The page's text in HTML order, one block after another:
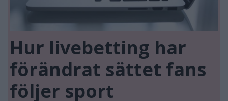
Hur livebetting har
förändrat sättet fans
följer sport